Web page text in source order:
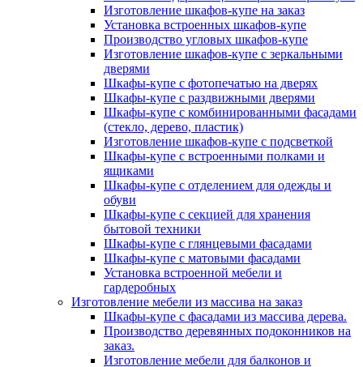
Изготовление шкафов-купе на заказ
Установка встроенных шкафов-купе
Производство угловых шкафов-купе
Изготовление шкафов-купе с зеркальными
дверями
Шкафы-купе с фотопечатью на дверях
Шкафы-купе с раздвижными дверями
Шкафы-купе с комбинированными фасадами
(стекло, дерево, пластик)
Изготовление шкафов-купе с подсветкой
Шкафы-купе с встроенными полками и
ящиками
Шкафы-купе с отделением для одежды и
обуви
Шкафы-купе с секцией для хранения
бытовой техники
Шкафы-купе с глянцевыми фасадами
Шкафы-купе с матовыми фасадами
Установка встроенной мебели и
гардеробных
Изготовление мебели из массива на заказ
Шкафы-купе с фасадами из массива дерева.
Производство деревянных подоконников на
заказ.
Изготовление мебели для балконов и